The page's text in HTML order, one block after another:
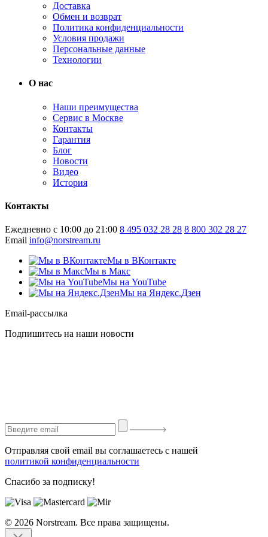
Доставка
Обмен и возврат
Политика конфиденциальности
Условия продажи
Персональные данные
Технологии
О нас
Наши преимущества
Сервис в Москве
Контакты
Гарантия
Блог
Новости
Видео
История
Контакты
Ежедневно с 10:00 до 21:00 8 495 032 28 28 8 800 302 28 27
Email info@norstream.ru
Мы в ВКонтакте
Мы в Макс
Мы на YouTube
Мы на Яндекс.Дзен
Email-рассылка
Подпишитесь на наши новости
Отправляя свой email вы соглашаетесь с нашей
политикой конфиденциальности
Спасибо за подписку!
© 2026 Norstream. Все права защищены.